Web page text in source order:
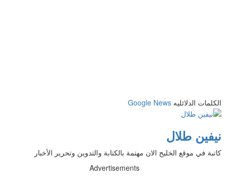
الكلمات الدلائليه Google News
نيفين طلال
كاتبة في موقع الخليج الان مهتمة بالكتابة والتدوين وتحرير الأخبار
Advertisements